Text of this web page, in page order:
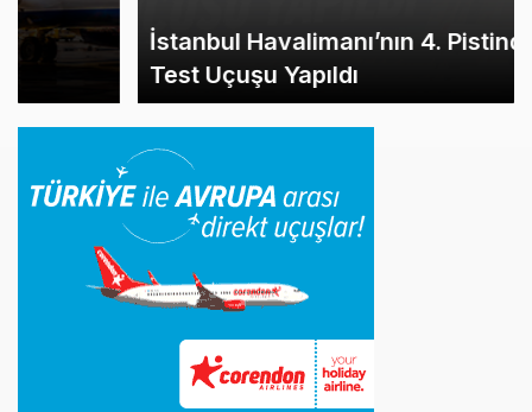
İstanbul Havalimanı’nın 4. Pistinde İlk
Test Uçuşu Yapıldı